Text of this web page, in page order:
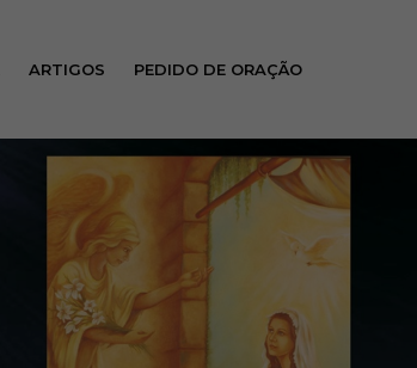
ARTIGOS PEDIDO DE ORAÇÃO